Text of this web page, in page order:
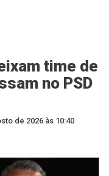
time de
no PSD
de 2026 às 10:40